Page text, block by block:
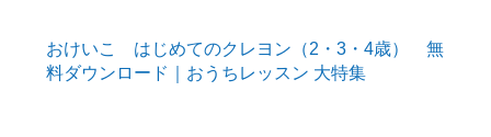
おけいこ はじめてのクレヨン（2・3・4歳） 無
料ダウンロード｜おうちレッスン 大特集